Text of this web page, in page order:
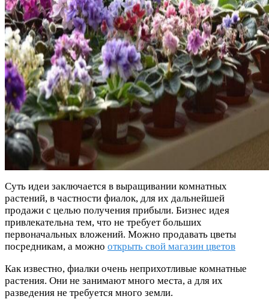
Суть идеи заключается в выращивании комнатных
растений, в частности фиалок, для их дальнейшей
продажи с целью получения прибыли. Бизнес идея
привлекательна тем, что не требует больших
первоначальных вложений. Можно продавать цветы
посредникам, а можно открыть свой магазин цветов
Как известно, фиалки очень неприхотливые комнатные
растения. Они не занимают много места, а для их
разведения не требуется много земли.